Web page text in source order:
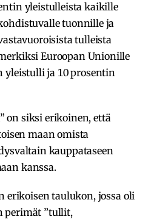
yleistulleista kaikille
tuonnille ja
tulleista
Euroopan Unionille
yleistulli ja 10 prosentin
on siksi erikoinen, että
maan omista
kauppataseen
kanssa.
erikoisen taulukon, jossa oli
perimät ”tullit,